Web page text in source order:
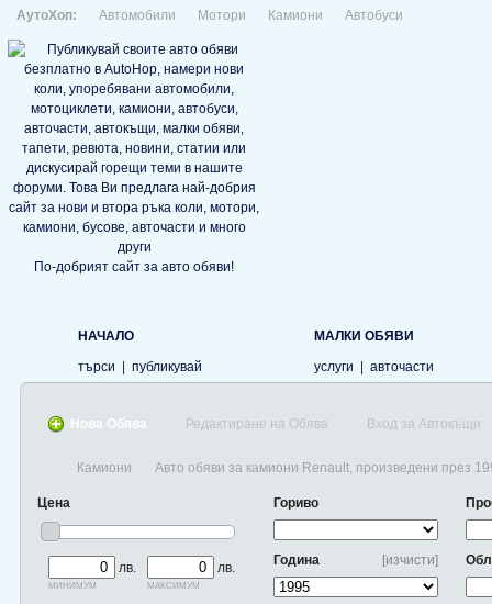
АутоХоп: Автомобили Мотори Камиони Автобуси
По-добрият сайт за авто обяви!
НАЧАЛО
търси
публикувай
МАЛКИ ОБЯВИ
услуги
авточасти
Нова Обява Редактиране на Обява Вход за Автокъщи
Камиони Авто обяви за камиони Renault, произведени през
Цена
лв.
минимум
лв.
максимум
Гориво
[изчисти]
Година